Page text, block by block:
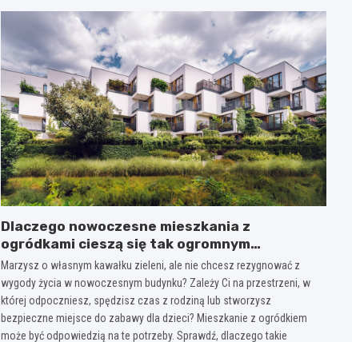
Dlaczego nowoczesne mieszkania z
ogródkami cieszą się tak ogromnym
zainteresowaniem?
Marzysz o własnym kawałku zieleni, ale nie chcesz rezygnować z
wygody życia w nowoczesnym budynku? Zależy Ci na przestrzeni, w
której odpoczniesz, spędzisz czas z rodziną lub stworzysz
bezpieczne miejsce do zabawy dla dzieci? Mieszkanie z ogródkiem
może być odpowiedzią na te potrzeby. Sprawdź, dlaczego takie